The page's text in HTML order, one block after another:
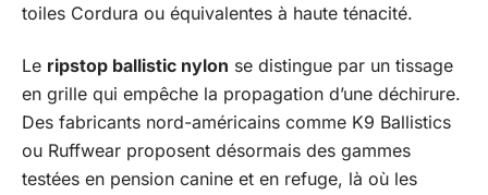
toiles Cordura ou équivalentes à haute ténacité.
Le ripstop ballistic nylon se distingue par un tissage
en grille qui empêche la propagation d’une déchirure.
Des fabricants nord-américains comme K9 Ballistics
ou Ruffwear proposent désormais des gammes
testées en pension canine et en refuge, là où les